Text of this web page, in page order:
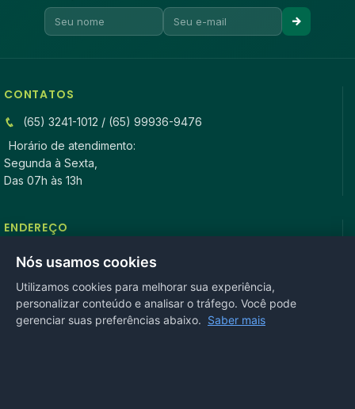
CONTATOS
(65) 3241-1012 / (65) 99936-9476
Horário de atendimento:
Segunda à Sexta,
Das 07h às 13h
ENDEREÇO
Rua Antonio Tavares, n° 3310, Centro CEP: 78.280-000 -
Mirassol D’Oeste, MT
REDES SOCIAIS
Nós usamos cookies
Utilizamos cookies para melhorar sua experiência,
personalizar conteúdo e analisar o tráfego. Você pode
gerenciar suas preferências abaixo. Saber mais